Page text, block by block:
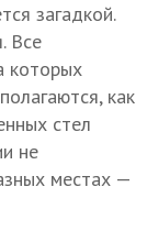
загадкой.
Все
которых
как
стел
не
местах —